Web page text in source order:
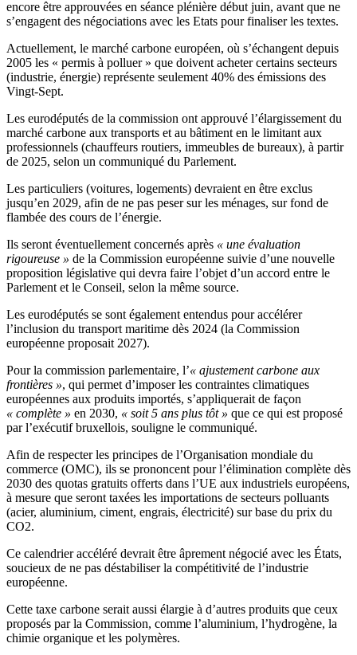
encore être approuvées en séance plénière début juin, avant que ne
s’engagent des négociations avec les Etats pour finaliser les textes.
Actuellement, le marché carbone européen, où s’échangent depuis
2005 les « permis à polluer » que doivent acheter certains secteurs
(industrie, énergie) représente seulement 40% des émissions des
Vingt-Sept.
Les eurodéputés de la commission ont approuvé l’élargissement du
marché carbone aux transports et au bâtiment en le limitant aux
professionnels (chauffeurs routiers, immeubles de bureaux), à partir
de 2025, selon un communiqué du Parlement.
Les particuliers (voitures, logements) devraient en être exclus
jusqu’en 2029, afin de ne pas peser sur les ménages, sur fond de
flambée des cours de l’énergie.
Ils seront éventuellement concernés après « une évaluation
rigoureuse » de la Commission européenne suivie d’une nouvelle
proposition législative qui devra faire l’objet d’un accord entre le
Parlement et le Conseil, selon la même source.
Les eurodéputés se sont également entendus pour accélérer
l’inclusion du transport maritime dès 2024 (la Commission
européenne proposait 2027).
Pour la commission parlementaire, l’« ajustement carbone aux
frontières », qui permet d’imposer les contraintes climatiques
européennes aux produits importés, s’appliquerait de façon
« complète » en 2030, « soit 5 ans plus tôt » que ce qui est proposé
par l’exécutif bruxellois, souligne le communiqué.
Afin de respecter les principes de l’Organisation mondiale du
commerce (OMC), ils se prononcent pour l’élimination complète dès
2030 des quotas gratuits offerts dans l’UE aux industriels européens,
à mesure que seront taxées les importations de secteurs polluants
(acier, aluminium, ciment, engrais, électricité) sur base du prix du
CO2.
Ce calendrier accéléré devrait être âprement négocié avec les États,
soucieux de ne pas déstabiliser la compétitivité de l’industrie
européenne.
Cette taxe carbone serait aussi élargie à d’autres produits que ceux
proposés par la Commission, comme l’aluminium, l’hydrogène, la
chimie organique et les polymères.